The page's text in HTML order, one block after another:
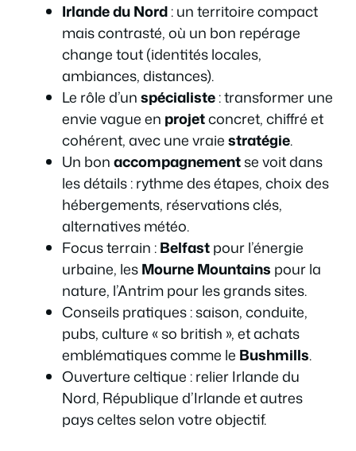
Irlande du Nord: un territoire compact
mais contrasté, où un bon repérage
change tout (identités locales,
ambiances, distances).
Le rôle d’unspécialiste: transformer une
envie vague en projetconcret, chiffré et
cohérent, avec une vraiestratégie.
Un bonaccompagnementse voit dans
les détails : rythme des étapes, choix des
hébergements, réservations clés,
alternatives météo.
Focus terrain :Belfastpour l’énergie
urbaine, lesMourne Mountains pour la
nature, l’Antrim pour les grands sites.
Conseils pratiques : saison, conduite,
pubs, culture « so british », et achats
emblématiques comme le Bushmills.
Ouverture celtique : relier Irlande du
Nord, République d’Irlande et autres
pays celtes selon votre objectif.